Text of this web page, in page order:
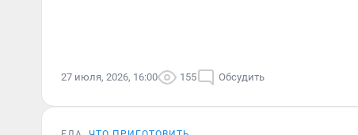
27 июля, 2026, 16:00 155 Обсудить